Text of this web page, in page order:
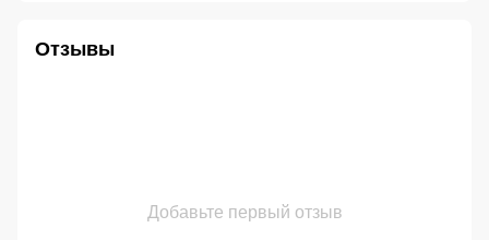
Отзывы
Добавьте первый отзыв